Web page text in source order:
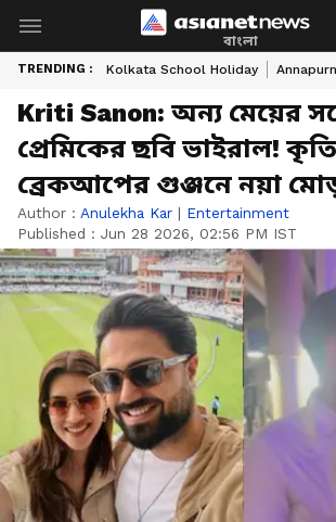
বাংলা
TRENDING : Kolkata School Holiday
Kriti Sanon: অন্য মেয়ের
প্রেমিকের ছবি ভাইরাল!
ব্রেকআপের গুঞ্জনে নয়া
Author : Anulekha Kar | Entertainment
Published : Jun 28 2026, 02:56 PM IST